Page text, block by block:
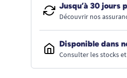
Jusqu’à 30 jours
Découvrir nos
Disponible dans
Consulter les stocks